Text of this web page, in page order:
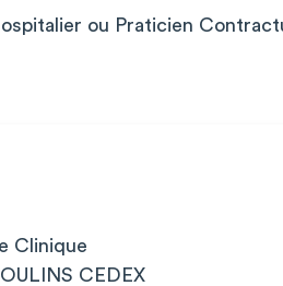
ou Praticien
Clinique
CEDEX